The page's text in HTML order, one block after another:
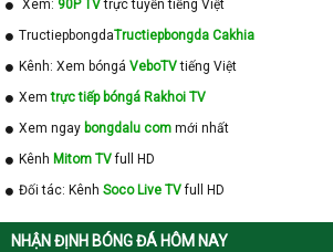
Xem: 90P TVtrực tuyến tiếng Việt
TructiepbongdaTructiepbongda Cakhia
Kênh: Xem bóngá VeboTVtiếng Việt
Xemtrực tiếp bóngá Rakhoi TV
Xem ngay bongdalu com mới nhất
Kênh Mitom TVfull HD
Đối tác: Kênh Soco Live TVfull HD
NHẬN ĐỊNH BÓNG ĐÁ HÔM NAY